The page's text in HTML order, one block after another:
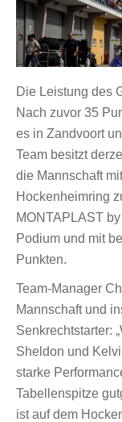
Die Leistung des
Nach zuvor 35
es in Zandvoort
Team besitzt
die Mannschaft
Hockenheimring
MONTAPLAST
Podium und mit
Punkten.
Team-Manager
Mannschaft und
Senkrechtstarter:
Sheldon und
starke
Tabellenspitze
ist auf dem